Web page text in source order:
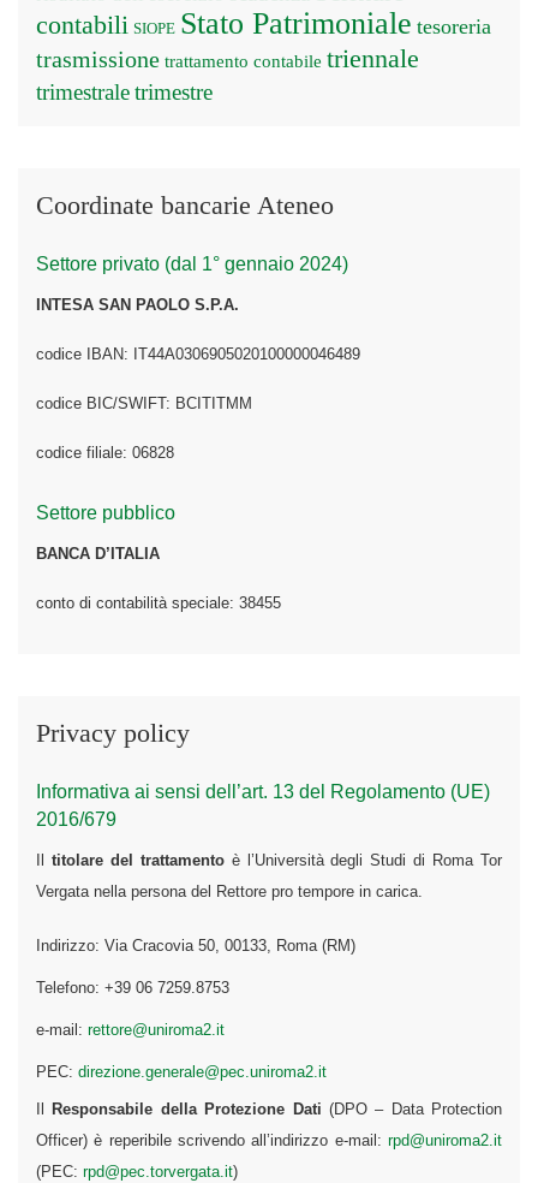
contabili SIOPE Stato Patrimoniale tesoreria
trasmissione trattamento contabile triennale
trimestraletrimestre
Coordinate bancarie Ateneo
Settore privato (dal 1° gennaio 2024)
INTESA SAN PAOLO S.P.A.
codice IBAN: IT44A0306905020100000046489
codice BIC/SWIFT: BCITITMM
codice filiale: 06828
Settore pubblico
BANCA D’ITALIA
conto di contabilità speciale: 38455
Privacy policy
Informativa ai sensi dell’art. 13 del Regolamento (UE)
2016/679
titolare del trattamentoè l’Università degli Studi di Roma Tor
Vergata nella persona del Rettore pro tempore in carica.
Indirizzo: Via Cracovia 50, 00133, Roma (RM)
Telefono: +39 06 7259.8753
e-mail: rettore@uniroma2.it
PEC: direzione.generale@pec.uniroma2.it
Responsabile della Protezione Dati (DPO – Data Protection
Officer) è reperibile scrivendo all’indirizzo e-mail: rpd@uniroma2.it
(PEC: rpd@pec.torvergata.it)